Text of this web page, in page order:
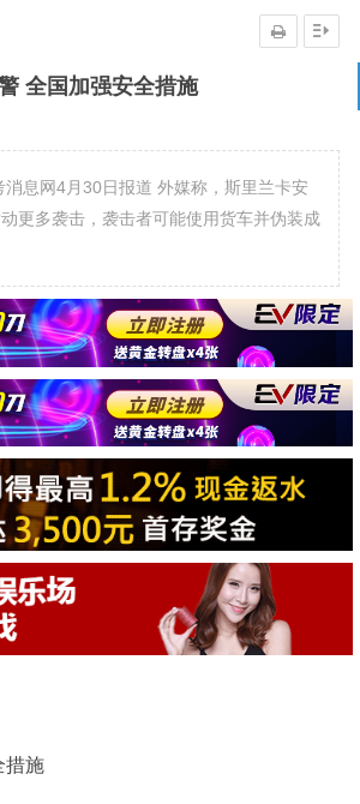
全国加强安全措施
网4月30日报道 外媒称，斯里兰卡安
更多袭击，袭击者可能使用货车并伪装成
措施